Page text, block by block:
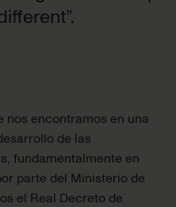
nos encontramos en una
de las
fundamentalmente en
parte del Ministerio de
el Real Decreto de